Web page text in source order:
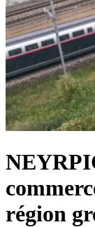
région